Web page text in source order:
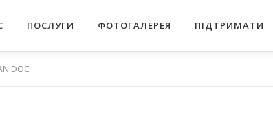
ПОСЛУГИ ФОТОГАЛЕРЕЯ ПІДТРИМАТИ
DOС